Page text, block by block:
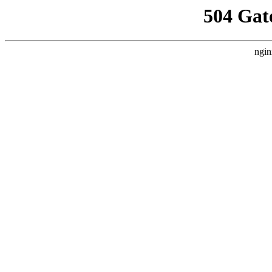
504